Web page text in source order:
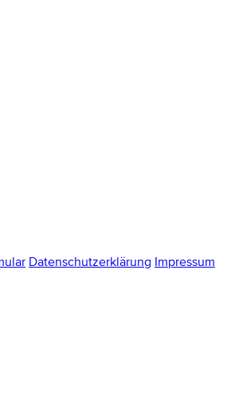
Datenschutzerklärung Impressum